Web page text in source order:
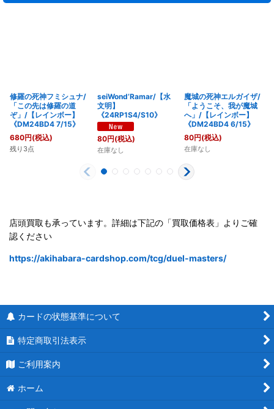
修羅の死神フミシュナ/
「この先は修羅の道
ぞ」/【レインボー】
《DM24BD4 7/15》
680円(税込)
残り3点
seiWond’Ramar/【水
文明】
《24RP1S4/S10》
80円(税込)
在庫なし
魔城の死神エルガイザ/
「ようこそ、我が魔城
へ」/【レインボー】
《DM24BD4 6/15》
80円(税込)
在庫なし
店頭買取も承っています。詳細は下記の「買取価格表」よりご確
認ください
https://akihabara-cardshop.com/tcg/duel-masters/
カードの状態基準について
特定商取引法表示
ご利用案内
ホーム